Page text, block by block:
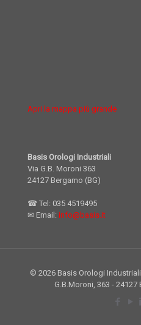
Apri la mappa più grande
Basis Orologi Industriali
Via G.B. Moroni 363
24127 Bergamo (BG)
☎ Tel: 035 4519495
✉ Email: info@basis.it
© 2026 Basis Orologi Industriali
G.B.Moroni, 363 -